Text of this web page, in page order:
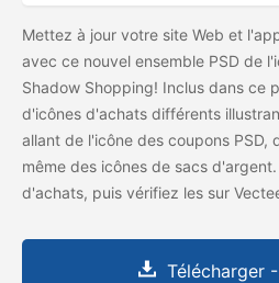
Mettez à jour votre site Web et
avec ce nouvel ensemble PSD de
Shadow Shopping! Inclus dans ce
d'icônes d'achats différents
allant de l'icône des coupons PSD,
même des icônes de sacs
d'achats, puis vérifiez les sur
Télécharger